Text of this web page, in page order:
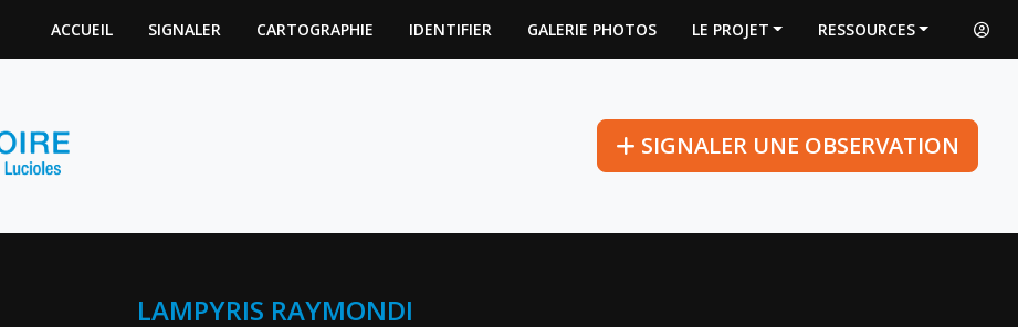
ACCUEIL SIGNALER CARTOGRAPHIE IDENTIFIER GALERIE PHOTOS LE PROJET RESSOURCES
SIGNALER UNE OBSERVATION
LAMPYRIS RAYMONDI